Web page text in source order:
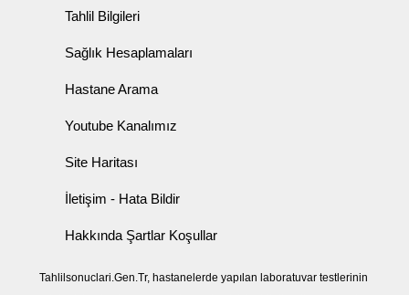
Tahlil Bilgileri
Sağlık Hesaplamaları
Hastane Arama
Youtube Kanalımız
Site Haritası
İletişim - Hata Bildir
Hakkında Şartlar Koşullar
Tahlilsonuclari.Gen.Tr, hastanelerde yapılan laboratuvar testlerinin